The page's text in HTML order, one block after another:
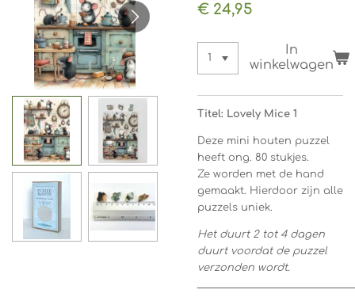
€ 24,95
In
winkelwagen
Titel: Lovely Mice 1
Deze mini houten puzzel
heeft ong. 80 stukjes.
Ze worden met de hand
gemaakt. Hierdoor zijn alle
puzzels uniek.
Het duurt 2 tot 4 dagen
duurt voordat de puzzel
verzonden wordt.